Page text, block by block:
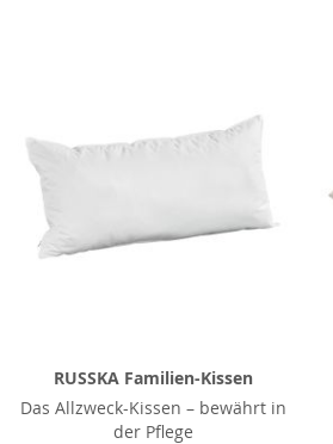
RUSSKA Familien-Kissen
Das Allzweck-Kissen – bewährt in
der Pflege